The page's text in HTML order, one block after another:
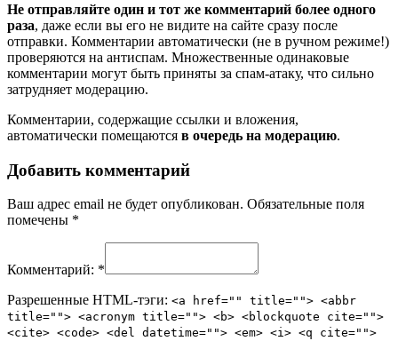
Не отправляйте один и тот же комментарий более одного
раза, даже если вы его не видите на сайте сразу после
отправки. Комментарии автоматически (не в ручном режиме!)
проверяются на антиспам. Множественные одинаковые
комментарии могут быть приняты за спам-атаку, что сильно
затрудняет модерацию.
Комментарии, содержащие ссылки и вложения,
автоматически помещаются в очередь на модерацию.
Добавить комментарий
Ваш адрес email не будет опубликован. Обязательные поля
помечены *
Комментарий: *
Разрешенные HTML-тэги: <a href="" title=""> <abbr
title=""> <acronym title=""> <b> <blockquote cite="">
<cite> <code> <del datetime=""> <em> <i> <q cite="">